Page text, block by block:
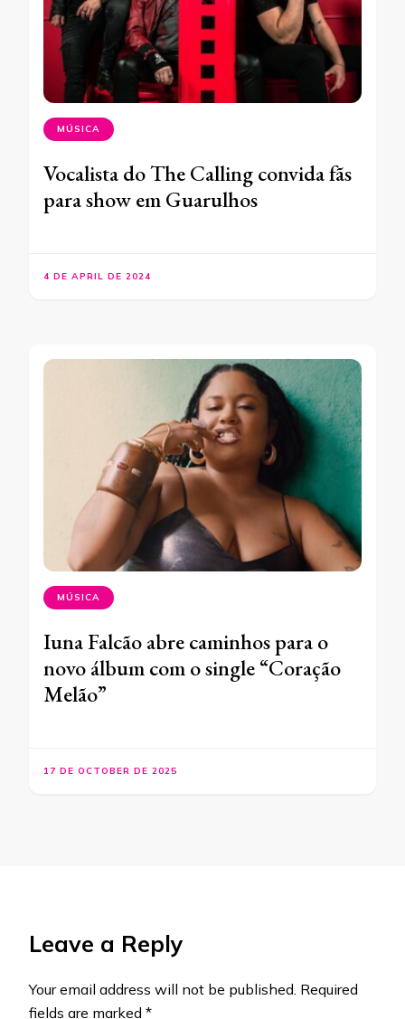
MÚSICA
Vocalista do The Calling convida fãs
para show em Guarulhos
4 DE APRIL DE 2024
MÚSICA
Iuna Falcão abre caminhos para o
novo álbum com o single “Coração
Melão”
17 DE OCTOBER DE 2025
Leave a Reply
Your email address will not be published. Required
fields are marked *